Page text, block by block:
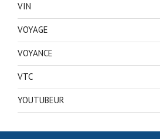
VIN
VOYAGE
VOYANCE
VTC
YOUTUBEUR